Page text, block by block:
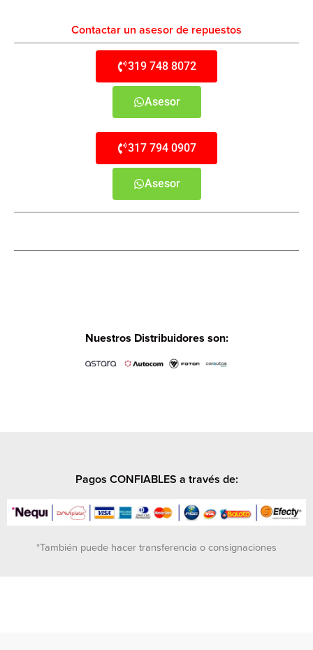
Contactar un asesor de repuestos
319 748 8072
Asesor
317 794 0907
Asesor
Nuestros Distribuidores son:
Pagos CONFIABLES a través de:
*También puede hacer transferencia o consignaciones